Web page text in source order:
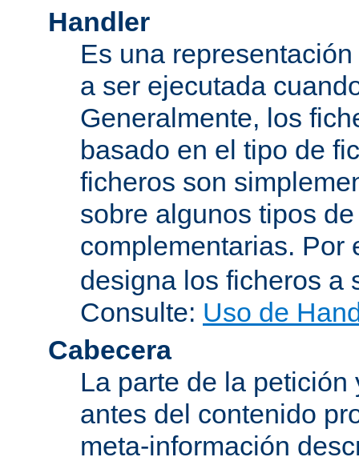
Handler
Es una
a ser ejecutada
Generalmente, los
basado en el tipo de
ficheros son
sobre algunos tipos
complementarias.
designa los ficheros
Consulte: Uso de
Cabecera
La parte de la
antes del contenido
meta-información